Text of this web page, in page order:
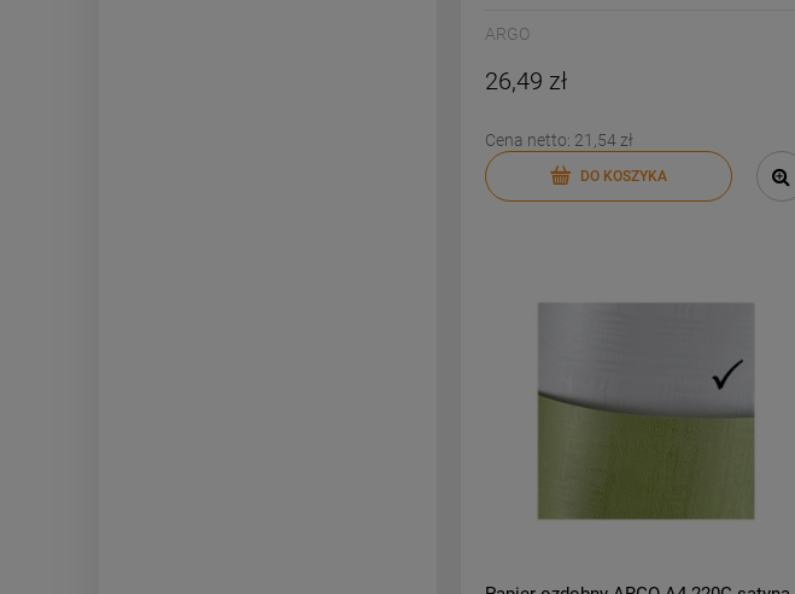
ARGO
26,49 zł
Cena netto: 21,54 zł
DO KOSZYKA